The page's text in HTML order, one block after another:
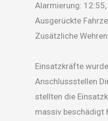
Alarmierung:
Ausgerückte
Zusätzliche
Einsatzkräfte
Anschlussstellen
stellten die
massiv beschädigt